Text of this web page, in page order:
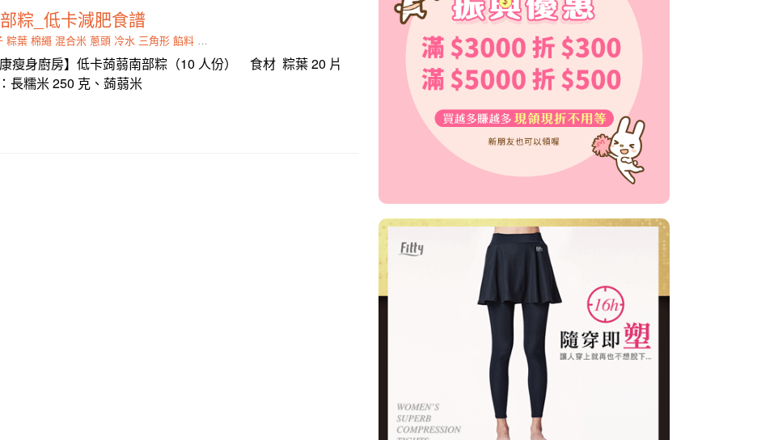
粽_低卡減肥食譜
粽葉 棉繩 混合米 蔥頭 冷水 三角形 餡料 蝦米
瘦身廚房】低卡蒟蒻南部粽（10 人份） 食材 粽葉 20 片
長糯米 250 克、蒟蒻米